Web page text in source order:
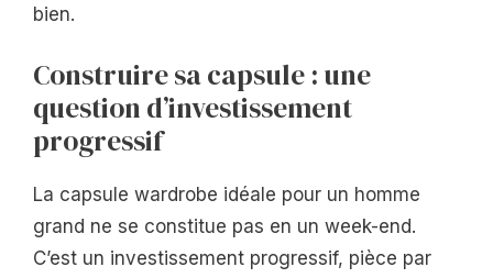
bien.
Construire sa capsule : une
question d’investissement
progressif
La capsule wardrobe idéale pour un homme
grand ne se constitue pas en un week-end.
C’est un investissement progressif, pièce par